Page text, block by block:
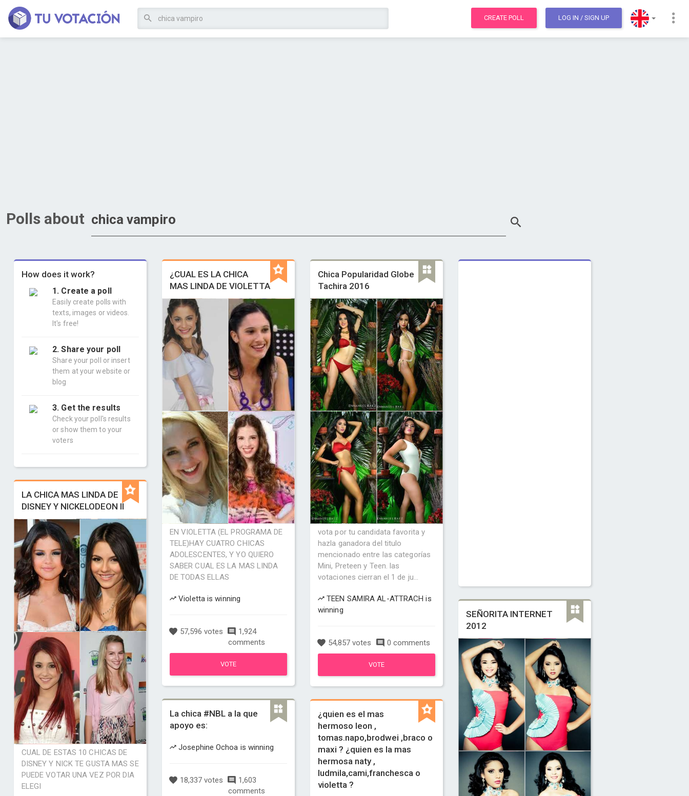
CREATE POLL LOG IN / SIGN UP
Polls about
How does it work?
1. Create a poll
Easily create polls with
texts, images or videos.
It's free!
2. Share your poll
Share your poll or insert
them at your website or
blog
3. Get the results
Check your poll's results
or show them to your
voters
LA CHICA MAS LINDA DE
DISNEY Y NICKELODEON II
CUAL DE ESTAS 10 CHICAS DE
DISNEY Y NICK TE GUSTA MAS SE
PUEDE VOTAR UNA VEZ POR DIA
ELEGI
¿CUAL ES LA CHICA
MAS LINDA DE VIOLETTA
EN VIOLETTA (EL PROGRAMA DE
TELE)HAY CUATRO CHICAS
ADOLESCENTES, Y YO QUIERO
SABER CUAL ES LA MAS LINDA
DE TODAS ELLAS
Violetta is winning
57,596 votes
1,924
comments
VOTE
La chica #NBL a la que
apoyo es:
Josephine Ochoa is winning
18,337 votes
1,603
comments
Chica Popularidad Globe
Tachira 2016
vota por tu candidata favorita y
hazla ganadora del titulo
mencionado entre las categorías
Mini, Preteen y Teen. las
votaciones cierran el 1 de ju...
TEEN SAMIRA AL-ATTRACH is
winning
54,857 votes 0 comments
VOTE
¿quien es el mas
hermoso leon ,
tomas.napo,brodwei ,braco o
maxi ? ¿quien es la mas
hermosa naty ,
ludmila,cami,franchesca o
violetta ?
SEÑORITA INTERNET
2012